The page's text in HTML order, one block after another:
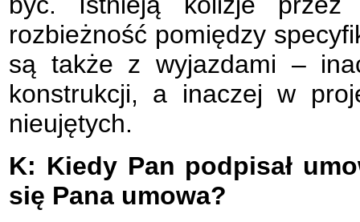
rozbieżność pomiędzy
są także z wyjazdami –
konstrukcji, a inaczej w
nieujętych.
K: Kiedy Pan podpisał
się Pana umowa?